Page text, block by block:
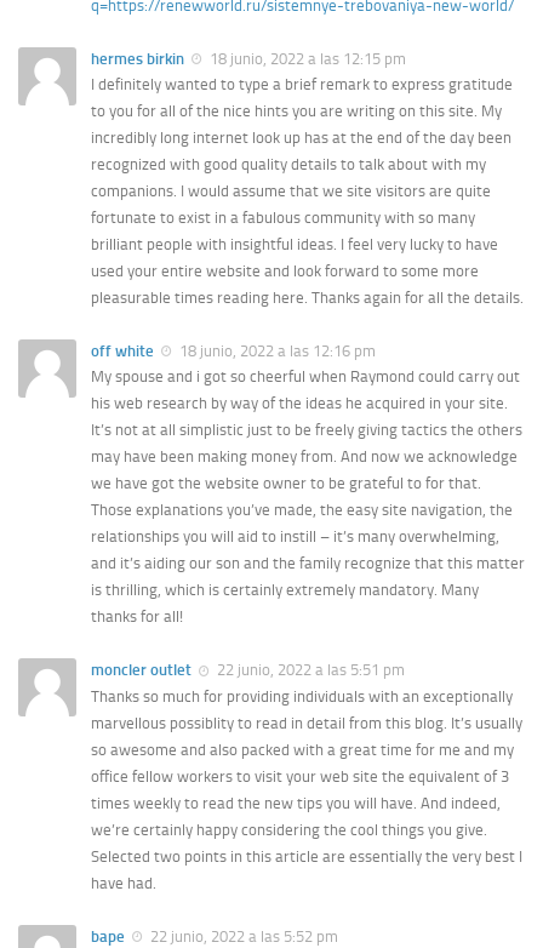
q=https://renewworld.ru/sistemnye-trebovaniya-new-world/
hermes birkin
18 junio, 2022 a las 12:15 pm
I definitely wanted to type a brief remark to express gratitude
to you for all of the nice hints you are writing on this site. My
incredibly long internet look up has at the end of the day been
recognized with good quality details to talk about with my
companions. I would assume that we site visitors are quite
fortunate to exist in a fabulous community with so many
brilliant people with insightful ideas. I feel very lucky to have
used your entire website and look forward to some more
pleasurable times reading here. Thanks again for all the details.
off white
18 junio, 2022 a las 12:16 pm
My spouse and i got so cheerful when Raymond could carry out
his web research by way of the ideas he acquired in your site.
It’s not at all simplistic just to be freely giving tactics the others
may have been making money from. And now we acknowledge
we have got the website owner to be grateful to for that.
Those explanations you’ve made, the easy site navigation, the
relationships you will aid to instill – it’s many overwhelming,
and it’s aiding our son and the family recognize that this matter
is thrilling, which is certainly extremely mandatory. Many
thanks for all!
moncler outlet
22 junio, 2022 a las 5:51 pm
Thanks so much for providing individuals with an exceptionally
marvellous possiblity to read in detail from this blog. It’s usually
so awesome and also packed with a great time for me and my
office fellow workers to visit your web site the equivalent of 3
times weekly to read the new tips you will have. And indeed,
we’re certainly happy considering the cool things you give.
Selected two points in this article are essentially the very best I
have had.
bape
22 junio, 2022 a las 5:52 pm